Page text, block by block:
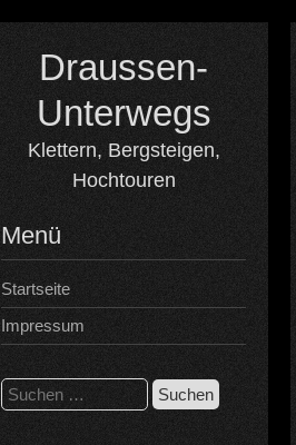
Draussen-
Unterwegs
Klettern, Bergsteigen,
Hochtouren
Menü
Startseite
Impressum
Suchen
nach: